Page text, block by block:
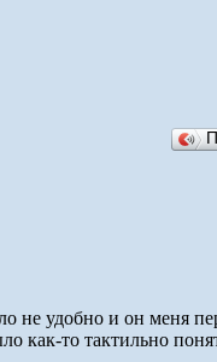
не удобно и он меня
как-то тактильно